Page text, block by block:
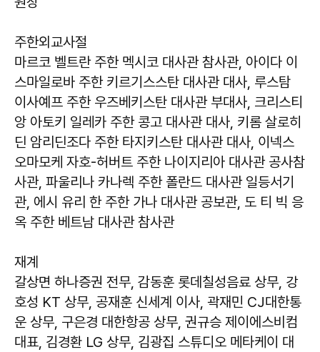
주한외교사절
마르코 벨트란 주한 멕시코 대사관 참사관, 아이다 이
스마일로바 주한 키르기스스탄 대사관 대사, 루스탐
이사예프 주한 우즈베키스탄 대사관 부대사, 크리스티
앙 아토키 일레카 주한 콩고 대사관 대사, 키롬 살로히
딘 암리딘조다 주한 타지키스탄 대사관 대사, 이넥스
오마모케 자호-허버트 주한 나이지리아 대사관 공사참
사관, 파울리나 카나렉 주한 폴란드 대사관 일등서기
관, 에시 유리 한 주한 가나 대사관 공보관, 도 티 빅 응
옥 주한 베트남 대사관 참사관
재계
갈상면 하나증권 전무, 감동훈 롯데칠성음료 상무, 강
호성 KT 상무, 공재훈 신세계 이사, 곽재민 CJ대한통
운 상무, 구은경 대한항공 상무, 권규승 제이에스비컴
대표, 김경환 LG 상무, 김광집 스튜디오 메타케이 대